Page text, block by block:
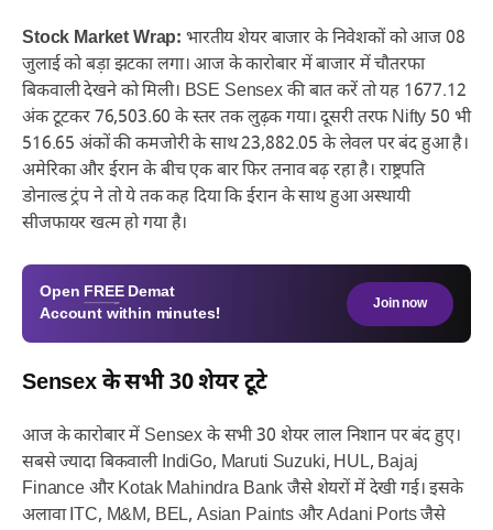
Stock Market Wrap: भारतीय शेयर बाजार के निवेशकों को आज 08
जुलाई को बड़ा झटका लगा। आज के कारोबार में बाजार में चौतरफा
बिकवाली देखने को मिली। BSE Sensex की बात करें तो यह 1677.12
अंक टूटकर 76,503.60 के स्तर तक लुढ़क गया। दूसरी तरफ Nifty 50 भी
516.65 अंकों की कमजोरी के साथ 23,882.05 के लेवल पर बंद हुआ है।
अमेरिका और ईरान के बीच एक बार फिर तनाव बढ़ रहा है। राष्ट्रपति
डोनाल्ड ट्रंप ने तो ये तक कह दिया कि ईरान के साथ हुआ अस्थायी
सीजफायर खत्म हो गया है।
Open FREE Demat
Account within minutes!
Join now
Sensex के सभी 30 शेयर टूटे
आज के कारोबार में Sensex के सभी 30 शेयर लाल निशान पर बंद हुए।
सबसे ज्यादा बिकवाली IndiGo, Maruti Suzuki, HUL, Bajaj
Finance और Kotak Mahindra Bank जैसे शेयरों में देखी गई। इसके
अलावा ITC, M&M, BEL, Asian Paints और Adani Ports जैसे